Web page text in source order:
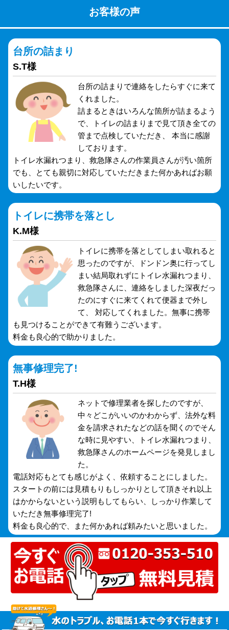
お客様の声
台所の詰まり
S.T様
台所の詰まりで連絡をしたらすぐに来て
くれました。
詰まるときはいろんな箇所が詰まるよう
で、トイレの詰まりまで見て頂き全ての
管まで点検していただき、 本当に感謝
しております。
トイレ水漏れつまり、救急隊さんの作業員さんが汚い箇所
でも、とても親切に対応していただきまた何かあればお願
いしたいです。
トイレに携帯を落とし
K.M様
トイレに携帯を落としてしまい取れると
思ったのですが、ドンドン奥に行ってし
まい結局取れずにトイレ水漏れつまり、
救急隊さんに、連絡をしました深夜だっ
たのにすぐに来てくれて便器まで外し
て、 対応してくれました。無事に携帯
も見つけることができて有難うございます。
料金も良心的で助かりました。
無事修理完了!
T.H様
ネットで修理業者を探したのですが、
中々どこがいいのかわからず、法外な料
金を請求されたなどの話を聞くのでそん
な時に見やすい、トイレ水漏れつまり、
救急隊さんのホームページを発見しまし
た。
電話対応もとても感じがよく、依頼することにしました。
スタートの前には見積もりもしっかりとして頂きそれ以上
はかからないという説明もしてもらい、しっかり作業して
いただき無事修理完了!
料金も良心的で、また何かあれば頼みたいと思いました。